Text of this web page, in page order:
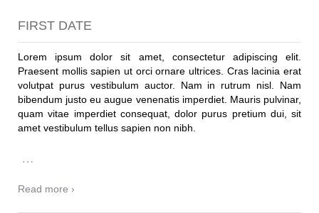
FIRST DATE
Lorem ipsum dolor sit amet, consectetur adipiscing elit.
Praesent mollis sapien ut orci ornare ultrices. Cras lacinia erat
volutpat purus vestibulum auctor. Nam in rutrum nisl. Nam
bibendum justo eu augue venenatis imperdiet. Mauris pulvinar,
quam vitae imperdiet consequat, dolor purus pretium dui, sit
amet vestibulum tellus sapien non nibh.
…
Read more ›